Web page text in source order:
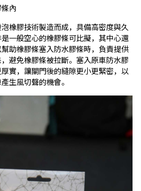
內
橡膠技術製造而成，具備高密度與久
一般空心的橡膠條可比擬，其中心還
助橡膠條塞入防水膠條時，負責提供
避免橡膠條被拉斷。塞入原車防水膠
實，讓關門後的縫隙更小更緊密，以
生風切聲的機會。